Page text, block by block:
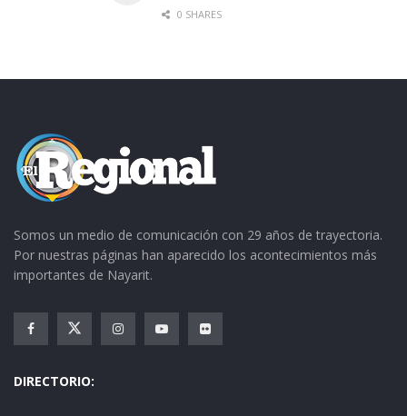
0 SHARES
Somos un medio de comunicación con 29 años de trayectoria.
Por nuestras páginas han aparecido los acontecimientos más
importantes de Nayarit.
DIRECTORIO: